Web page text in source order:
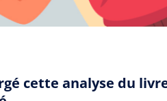
cette analyse du